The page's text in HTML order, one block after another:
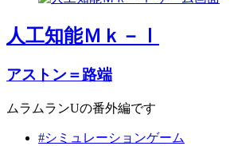
人工知能Ｍｋ－Ⅰ
アストン＝路端
ムラムランUの番外編です
#シミュレーションゲーム